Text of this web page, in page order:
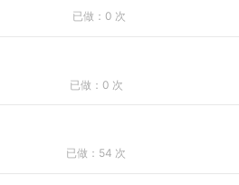
已做：0 次
已做：0 次
已做：54 次